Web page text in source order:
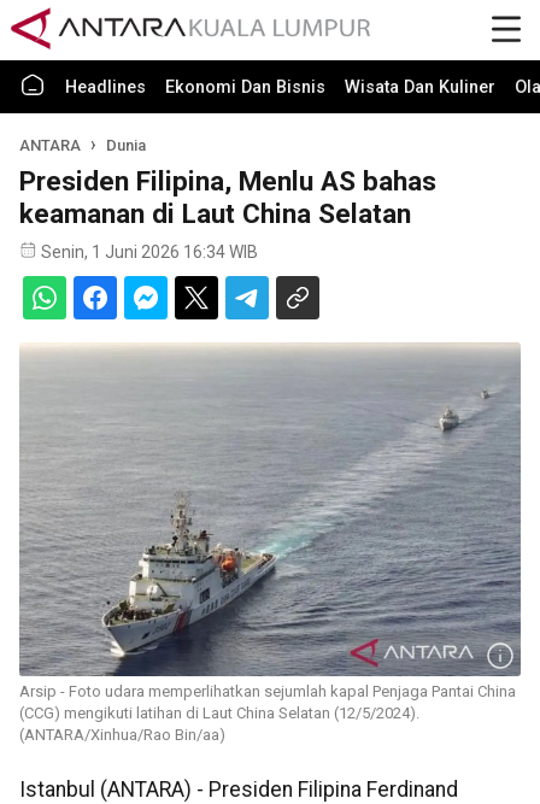
Headlines Ekonomi Dan Bisnis Wisata Dan Kuliner
ANTARA Dunia
Presiden Filipina, Menlu AS bahas
keamanan di Laut China Selatan
Senin, 1 Juni 2026 16:34 WIB
Arsip - Foto udara memperlihatkan sejumlah kapal Penjaga Pantai China
(CCG) mengikuti latihan di Laut China Selatan (12/5/2024).
(ANTARA/Xinhua/Rao Bin/aa)
Istanbul (ANTARA) - Presiden Filipina Ferdinand